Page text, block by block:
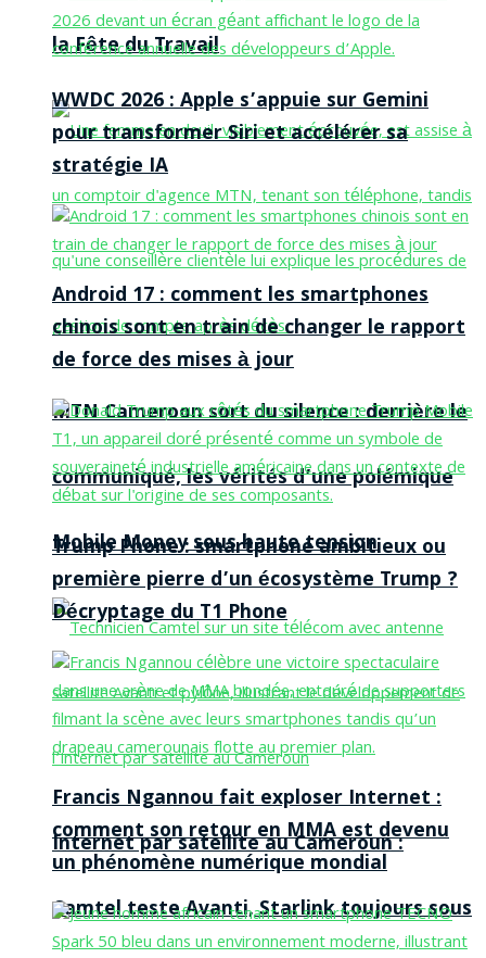
la Fête du Travail
MTN Cameroon sort du silence : derrière le
communiqué, les vérités d’une polémique
Mobile Money sous haute tension
Internet par satellite au Cameroun :
Camtel teste Avanti, Starlink toujours sous
WWDC 2026 : Apple s’appuie sur Gemini
pour transformer Siri et accélérer sa
stratégie IA
Android 17 : comment les smartphones
chinois sont en train de changer le rapport
de force des mises à jour
Trump Phone : smartphone ambitieux ou
première pierre d’un écosystème Trump ?
Décryptage du T1 Phone
Francis Ngannou fait exploser Internet :
comment son retour en MMA est devenu
un phénomène numérique mondial